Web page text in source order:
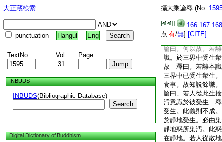
大正蔵検索
punctuation Hangul Eng
TextNo. Vol. Page
INBUDS
INBUDS(Bibliographic Database)
Search
Digital Dictionary of Buddhism
攝大乘論釋 (No.
166 167 168
点:有/無] [CITE]
汝不説有阿梨耶識
若人眠中不夢及心
已滅。又無段思觸
壞。若無阿梨耶識
以阿梨耶識爲識食
論曰。何以故。若
識。於三界中受生
故 釋曰。若離本識
三界中已受生衆生
食事。故知説餘識
論曰。若人從此生
汚意識於彼受生 釋
受生。此義則不成
於靜地受生。必由
靜地惑所染汚。此
在靜地。若人從散